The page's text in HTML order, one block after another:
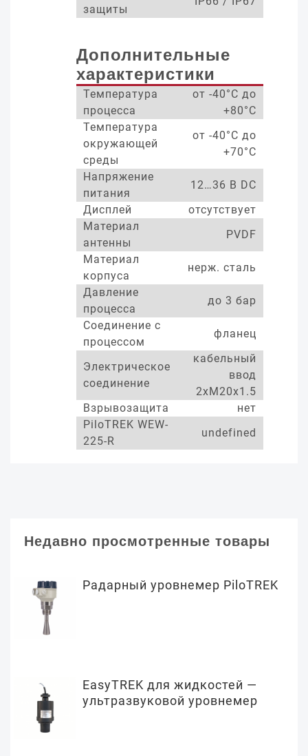
защиты
Дополнительные
характеристики
Температура
процесса
от -40°С до
+80°С
Температура
окружающей
среды
от -40°С до
+70°С
Напряжение
питания
12…36 В DC
Дисплей
отсутствует
Материал
антенны
PVDF
Материал
корпуса
нерж. сталь
Давление
процесса
до 3 бар
Соединение с
процессом
фланец
Электрическое
соединение
кабельный
ввод
2xM20x1.5
Взрывозащита
нет
PiloTREK WEW-
225-R
undefined
Недавно просмотренные товары
Радарный уровнемер PiloTREK
EasyTREK для жидкостей —
ультразвуковой уровнемер